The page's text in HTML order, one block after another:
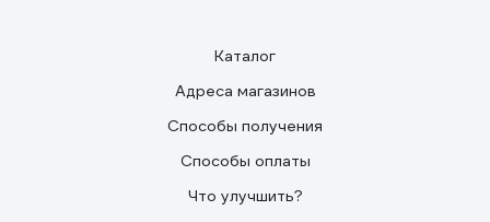
Каталог
Адреса магазинов
Способы получения
Способы оплаты
Что улучшить?